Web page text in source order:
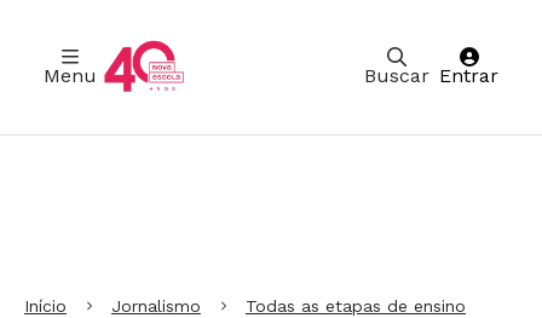
Buscar
Menu Entrar
Início Jornalismo Todas as etapas de ensino